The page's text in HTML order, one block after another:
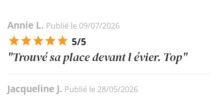
Annie L. Publié le 09/07/2026
5/5
"Trouvé sa place devant l évier. Top"
Jacqueline J. Publié le 28/05/2026